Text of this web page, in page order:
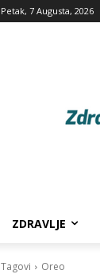
Petak, 7 Augusta, 2026
ZDRAVLJE
Tagovi Oreo